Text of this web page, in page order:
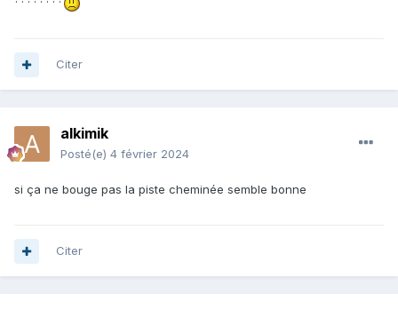
Citer
alkimik
Posté(e) 4 février 2024
si ça ne bouge pas la piste cheminée semble bonne
Citer